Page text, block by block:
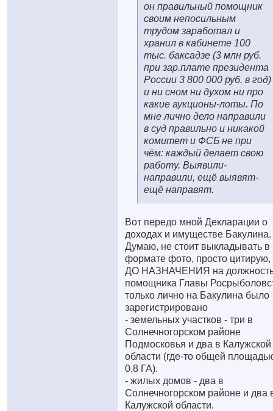
он правильный помощник
своим непосильным
трудом заработал и
хранил в кабинете 100
тыс. баксадзе (3 млн руб.
при зар.плате президента
России 3 800 000 руб. в год)
и ни сном ни духом ни про
какие аукционы-лоты. По
мне лично дело направили
в суд правильно и никакой
комитет и ФСБ не при
чём: каждый делает свою
работу. Выявили-
направили, ещё выявят-
ещё направят.
Вот передо мной Декларации о
доходах и имуществе Бакулина.
Думаю, не стоит выкладывать в
формате фото, просто цитирую,
ДО НАЗНАЧЕНИЯ на
помощника Главы
только лично на Бакулина было
зарегистрировано
- земельных участков - три в
Солнечногорском районе
Подмосковья и два в Калужской
области (где-то общей
0,8 ГА).
- жилых домов - два в
Солнечногорском районе и два
Калужской области.